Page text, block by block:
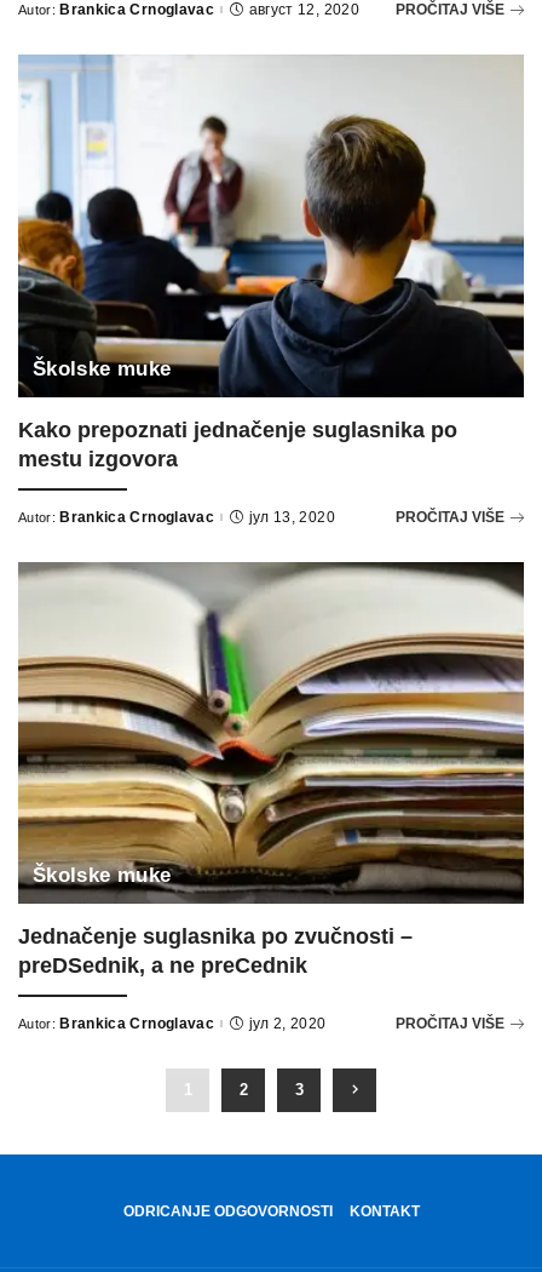
Posted
Autor: Brankica Crnoglavac август 12, 2020 PROČITAJ VIŠE
Školske muke
Kako prepoznati jednačenje suglasnika po
mestu izgovora
Posted
Autor: Brankica Crnoglavac јул 13, 2020 PROČITAJ VIŠE
Školske muke
Jednačenje suglasnika po zvučnosti –
preDSednik, a ne preCednik
Posted
Autor: Brankica Crnoglavac јул 2, 2020 PROČITAJ VIŠE
1 2 3
ODRICANJE ODGOVORNOSTI KONTAKT